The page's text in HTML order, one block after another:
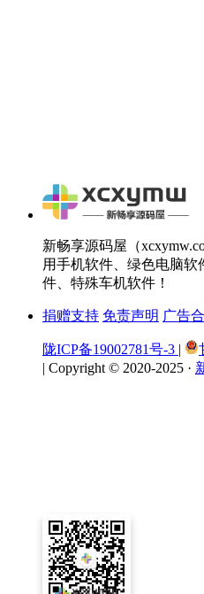
新畅享源码屋（
用手机软件、绿色电脑软
件、特殊车机软件！
捐赠支持 免责声明 广告
陇ICP备19002781号-3 |
| Copyright © 2020-2025 ·